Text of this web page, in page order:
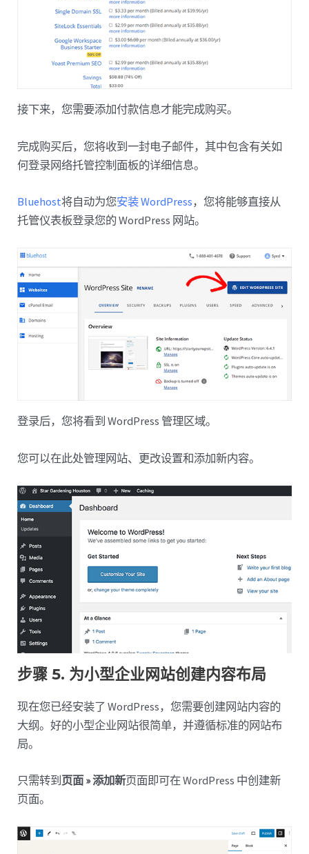
接下来，您需要添加付款信息才能完成购买。
完成购买后，您将收到一封电子邮件，其中包含有关如
何登录网络托管控制面板的详细信息。
Bluehost将自动为您安装 WordPress ，您将能够直接从
托管仪表板登录您的 WordPress 网站。
登录后，您将看到 WordPress 管理区域。
您可以在此处管理网站、更改设置和添加新内容。
步骤 5. 为小型企业网站创建内容布局
现在您已经安装了 WordPress，您需要创建网站内容的
大纲。好的小型企业网站很简单，并遵循标准的网站布
局。
只需转到 页面 » 添加新页面即可在 WordPress 中创建新
页面。